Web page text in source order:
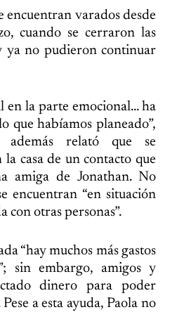
encuentran varados desde
cuando se cerraron las
ya no pudieron continuar
en la parte emocional… ha
que habíamos planeado”,
además relató que se
casa de un contacto que
amiga de Jonathan. No
encuentran “en situación
con otras personas”.
“hay muchos más gastos
sin embargo, amigos y
dinero para poder
a esta ayuda, Paola no